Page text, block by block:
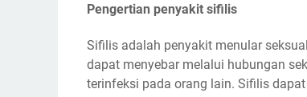
Pengertian penyakit sifilis
Sifilis adalah penyakit menular
dapat menyebar melalui hubungan
terinfeksi pada orang lain. Sifilis